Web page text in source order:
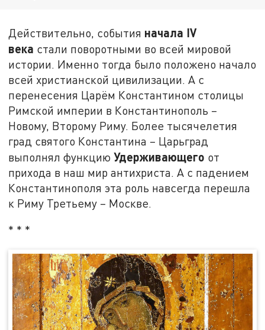
Действительно, события начала IV
века стали поворотными во всей мировой
истории. Именно тогда было положено начало
всей христианской цивилизации. А с
перенесения Царём Константином столицы
Римской империи в Константинополь –
Новому, Второму Риму. Более тысячелетия
град святого Константина – Царьград
выполнял функциюУдерживающего от
прихода в наш мир антихриста. А с падением
Константинополя эта роль навсегда перешла
к Риму Третьему – Москве.
* * *